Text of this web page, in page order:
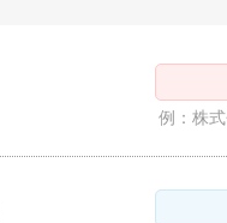
例：株